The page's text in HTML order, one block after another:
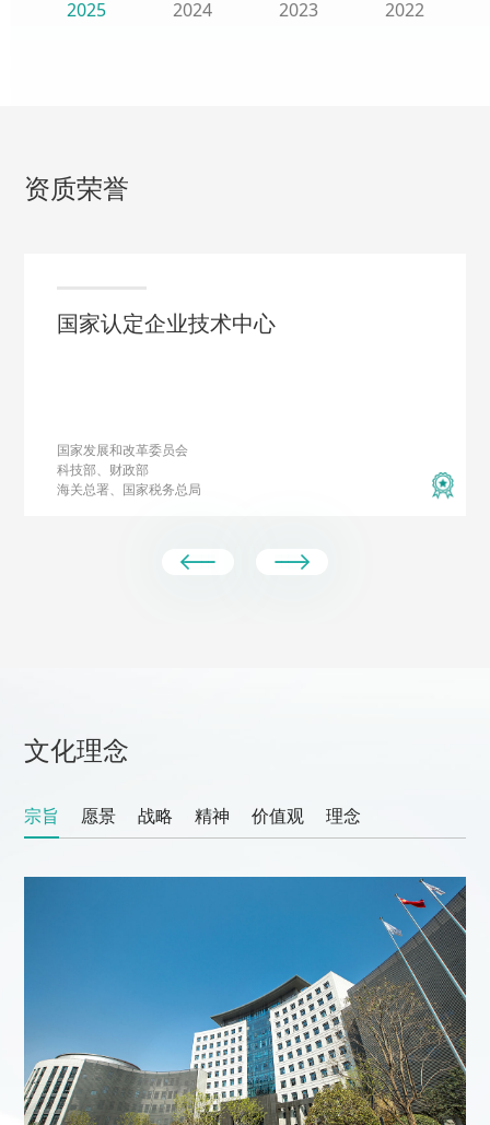
2025 2024 2023 2022
资质荣誉
国家认定企业技术中心
国家发展和改革委员会
科技部、财政部
海关总署、国家税务总局
文化理念
宗旨 愿景 战略 精神 价值观 理念